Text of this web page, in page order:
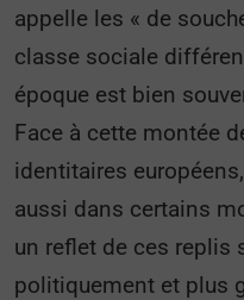
appelle les « de
classe sociale
époque est bien
Face à cette montée
identitaires
aussi dans certains
un reflet de ces replis
politiquement et plus